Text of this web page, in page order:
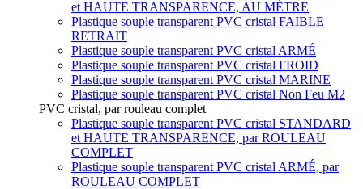
et HAUTE TRANSPARENCE, AU MÈTRE
Plastique souple transparent PVC cristal FAIBLE
RETRAIT
Plastique souple transparent PVC cristal ARMÉ
Plastique souple transparent PVC cristal FROID
Plastique souple transparent PVC cristal MARINE
Plastique souple transparent PVC cristal Non Feu M2
PVC cristal, par rouleau complet
Plastique souple transparent PVC cristal STANDARD
et HAUTE TRANSPARENCE, par ROULEAU
COMPLET
Plastique souple transparent PVC cristal ARMÉ, par
ROULEAU COMPLET